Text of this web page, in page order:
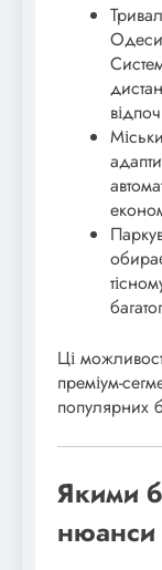
Ці
преміум-
популярних
Якими
нюанси